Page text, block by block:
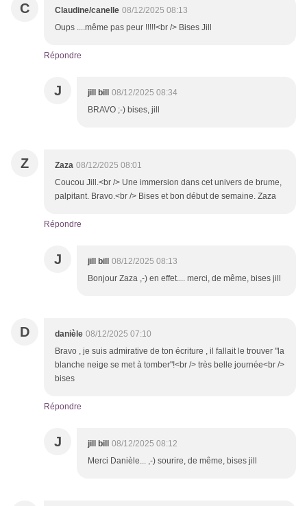
C Claudine/canelle 08/12/2025 08:13
Oups ....même pas peur !!!!!<br /> Bises Jill
Répondre
J jill bill
08/12/2025 08:34
BRAVO ;-) bises, jill
Z Zaza 08/12/2025 08:01
Coucou Jill.<br /> Une immersion dans cet univers de brume,
palpitant. Bravo.<br /> Bises et bon début de semaine. Zaza
Répondre
J jill bill
08/12/2025 08:13
Bonjour Zaza ,-) en effet.... merci, de même, bises jill
D danièle 08/12/2025 07:10
Bravo , je suis admirative de ton écriture , il fallait le trouver "la
blanche neige se met à tomber"!<br /> très belle journée<br />
bises
Répondre
J jill bill
08/12/2025 08:12
Merci Danièle... ,-) sourire, de même, bises jill